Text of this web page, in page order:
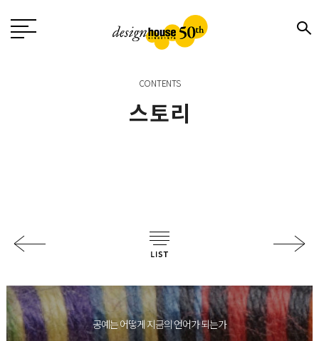
CONTENTS
스토리
공예는 어떻게 지금의 언어가 되는가